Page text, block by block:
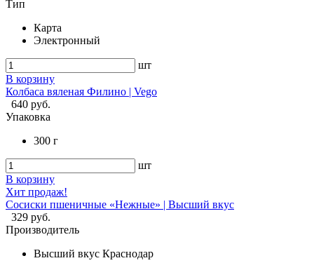
Тип
Карта
Электронный
шт
В корзину
Колбаса вяленая Филино | Vego
640 руб.
Упаковка
300 г
шт
В корзину
Хит продаж!
Сосиски пшеничные «Нежные» | Высший вкус
329 руб.
Производитель
Высший вкус Краснодар